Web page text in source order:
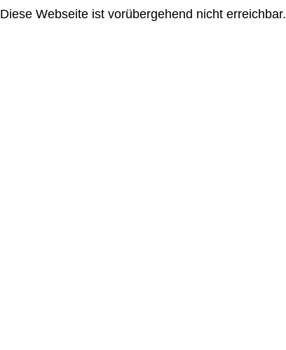
Diese Webseite ist vorübergehend nicht erreichbar.